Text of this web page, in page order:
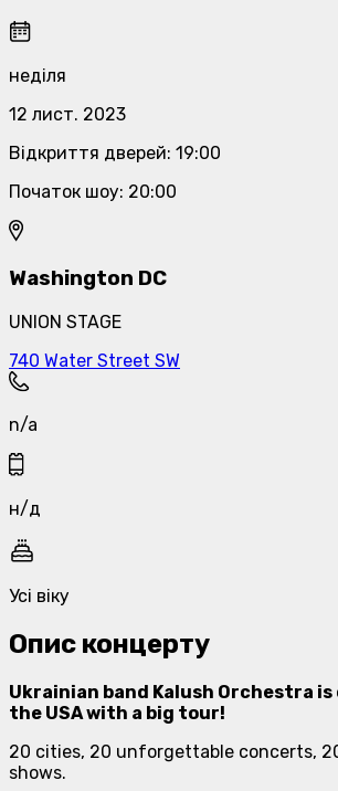
неділя
12 лист. 2023
Відкриття дверей: 19:00
Початок шоу: 20:00
Washington DC
UNION STAGE
740 Water Street SW
n/a
н/д
Усі віку
Опис концерту
Ukrainian band Kalush Orchestra
the USA with a big tour!
20 cities, 20 unforgettable concerts,
shows.